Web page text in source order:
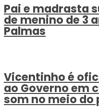
Pai e madrasta
de menino de 3
Palmas
Vicentinho é
ao Governo em
som no meio do